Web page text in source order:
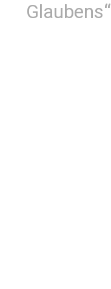
Glaubens“